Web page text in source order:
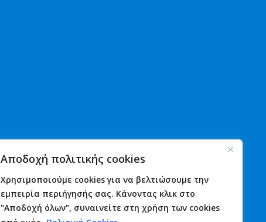
Αποδοχή πολιτικής cookies
Χρησιμοποιούμε cookies για να βελτιώσουμε την
εμπειρία περιήγησής σας. Κάνοντας κλικ στο
"Αποδοχή όλων", συναινείτε στη χρήση των cookies
Αστυνομία
Λιμενικό
Πυροσβεστική
Φαρμακεία
Υγεία
Εκδηλώσεις
Γιορτές
Πανηγύρια
Επικοινωνία